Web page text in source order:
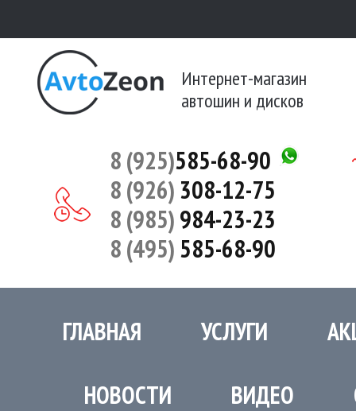
Интернет-магазин
автошин и дисков
8 (925)585-68-90
8 (926) 308-12-75
8 (985)984-23-23
8 (495)585-68-90
ГЛАВНАЯ УСЛУГИ
НОВОСТИ ВИДЕО